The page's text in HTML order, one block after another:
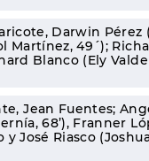
Darwin Pérez
Martínez, 49´);
Blanco (Ely
Jean Fuentes;
68’), Franner
José Riasco